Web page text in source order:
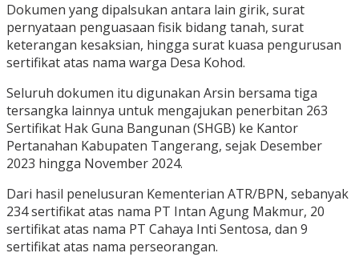
Dokumen yang dipalsukan antara lain girik, surat
pernyataan penguasaan fisik bidang tanah, surat
keterangan kesaksian, hingga surat kuasa pengurusan
sertifikat atas nama warga Desa Kohod.
Seluruh dokumen itu digunakan Arsin bersama tiga
tersangka lainnya untuk mengajukan penerbitan 263
Sertifikat Hak Guna Bangunan (SHGB) ke Kantor
Pertanahan Kabupaten Tangerang, sejak Desember
2023 hingga November 2024.
Dari hasil penelusuran Kementerian ATR/BPN, sebanyak
234 sertifikat atas nama PT Intan Agung Makmur, 20
sertifikat atas nama PT Cahaya Inti Sentosa, dan 9
sertifikat atas nama perseorangan.